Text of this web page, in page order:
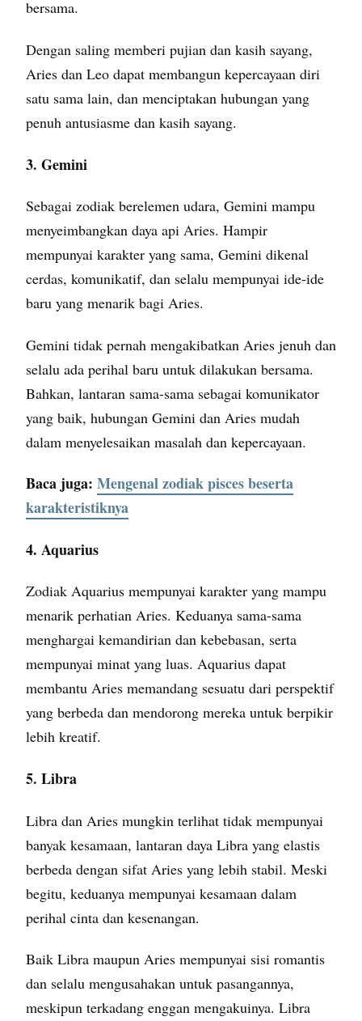
bersama.
Dengan saling memberi pujian dan kasih sayang,
Aries dan Leo dapat membangun kepercayaan diri
satu sama lain, dan menciptakan hubungan yang
penuh antusiasme dan kasih sayang.
3. Gemini
Sebagai zodiak berelemen udara, Gemini mampu
menyeimbangkan daya api Aries. Hampir
mempunyai karakter yang sama, Gemini dikenal
cerdas, komunikatif, dan selalu mempunyai ide-ide
baru yang menarik bagi Aries.
Gemini tidak pernah mengakibatkan Aries jenuh dan
selalu ada perihal baru untuk dilakukan bersama.
Bahkan, lantaran sama-sama sebagai komunikator
yang baik, hubungan Gemini dan Aries mudah
dalam menyelesaikan masalah dan kepercayaan.
Baca juga: Mengenal zodiak pisces beserta
karakteristiknya
4. Aquarius
Zodiak Aquarius mempunyai karakter yang mampu
menarik perhatian Aries. Keduanya sama-sama
menghargai kemandirian dan kebebasan, serta
mempunyai minat yang luas. Aquarius dapat
membantu Aries memandang sesuatu dari perspektif
yang berbeda dan mendorong mereka untuk berpikir
lebih kreatif.
5. Libra
Libra dan Aries mungkin terlihat tidak mempunyai
banyak kesamaan, lantaran daya Libra yang elastis
berbeda dengan sifat Aries yang lebih stabil. Meski
begitu, keduanya mempunyai kesamaan dalam
perihal cinta dan kesenangan.
Baik Libra maupun Aries mempunyai sisi romantis
dan selalu mengusahakan untuk pasangannya,
meskipun terkadang enggan mengakuinya. Libra